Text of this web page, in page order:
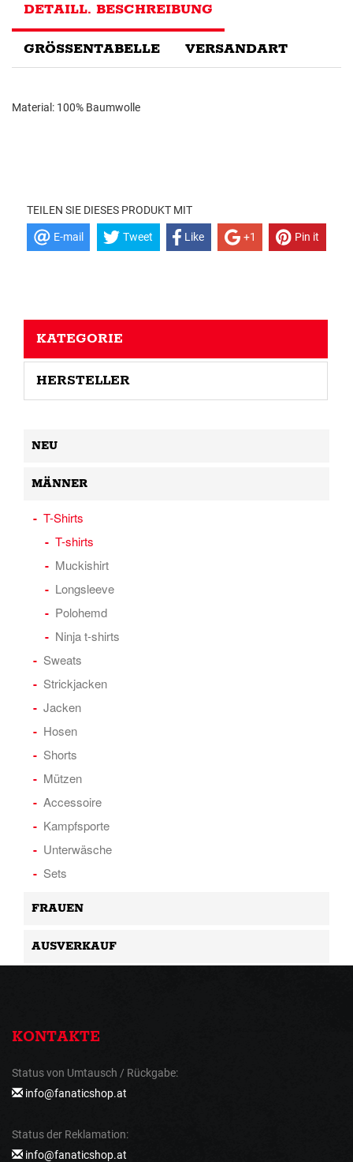
DETAILL. BESCHREIBUNG
GRÖSSENTABELLE VERSANDART
Material: 100% Baumwolle
TEILEN SIE DIESES PRODUKT MIT
E-mail Tweet Like +1 Pin it
KATEGORIE
HERSTELLER
NEU
MÄNNER
T-Shirts
T-shirts
Muckishirt
Longsleeve
Polohemd
Ninja t-shirts
Sweats
Strickjacken
Jacken
Hosen
Shorts
Mützen
Accessoire
Kampfsporte
Unterwäsche
Sets
FRAUEN
AUSVERKAUF
KONTAKTE
Status von Umtausch / Rückgabe:
info@fanaticshop.at
Status der Reklamation:
info@fanaticshop.at